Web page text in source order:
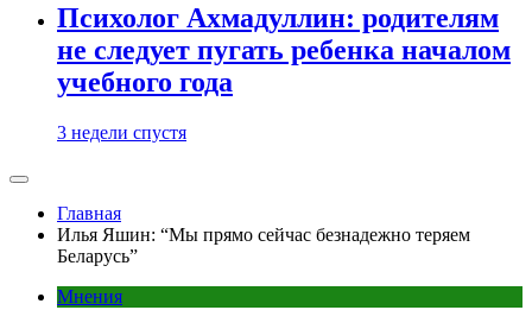
Психолог Ахмадуллин: родителям
не следует пугать ребенка началом
учебного года
3 недели спустя
Главная
Илья Яшин: “Мы прямо сейчас безнадежно теряем
Беларусь”
Мнения